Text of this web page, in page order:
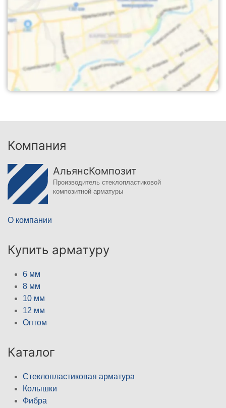
Компания
АльянсКомпозит
Производитель стеклопластиковой
композитной арматуры
О компании
Купить арматуру
6 мм
8 мм
10 мм
12 мм
Оптом
Каталог
Стеклопластиковая арматура
Колышки
Фибра